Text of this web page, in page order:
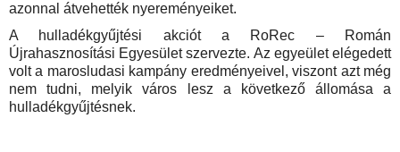
azonnal átvehették nyereményeiket.
A hulladékgyűjtési akciót a RoRec – Román
Újrahasznosítási Egyesület szervezte. Az egyeület elégedett
volt a marosludasi kampány eredményeivel, viszont azt még
nem tudni, melyik város lesz a következő állomása a
hulladékgyűjtésnek.